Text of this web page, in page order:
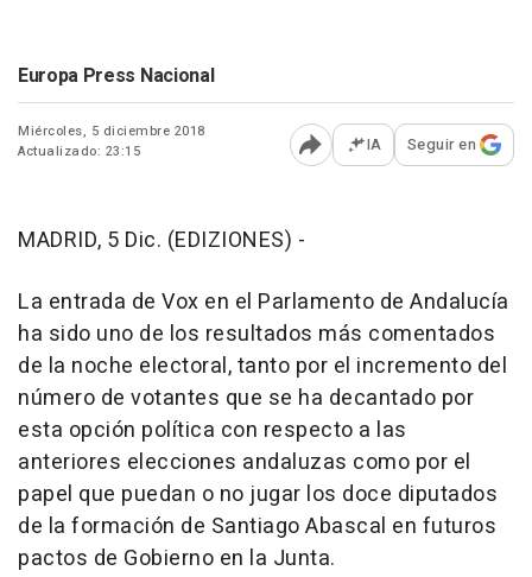
Europa Press Nacional
Miércoles, 5 diciembre 2018
Actualizado: 23:15
Abrir opciones para
IA Seguir en
MADRID, 5 Dic. (EDIZIONES) -
La entrada de Vox en el Parlamento de Andalucía
ha sido uno de los resultados más comentados
de la noche electoral, tanto por el incremento del
número de votantes que se ha decantado por
esta opción política con respecto a las
anteriores elecciones andaluzas como por el
papel que puedan o no jugar los doce diputados
de la formación de Santiago Abascal en futuros
pactos de Gobierno en la Junta.